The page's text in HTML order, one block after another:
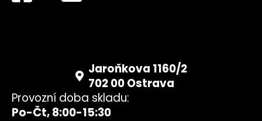
Jaroňkova 1160/2
702 00 Ostrava
Provozní doba skladu:
Po-Čt, 8:00-15:30